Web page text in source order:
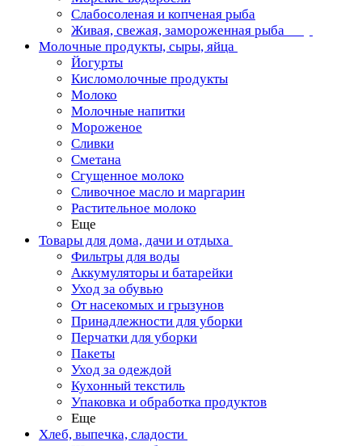
Слабосоленая и копченая рыба
Живая, свежая, замороженная рыба
Молочные продукты, сыры, яйца
Йогурты
Кисломолочные продукты
Молоко
Молочные напитки
Мороженое
Сливки
Сметана
Сгущенное молоко
Сливочное масло и маргарин
Растительное молоко
Еще
Товары для дома, дачи и отдыха
Фильтры для воды
Аккумуляторы и батарейки
Уход за обувью
От насекомых и грызунов
Принадлежности для уборки
Перчатки для уборки
Пакеты
Уход за одеждой
Кухонный текстиль
Упаковка и обработка продуктов
Еще
Хлеб, выпечка, сладости